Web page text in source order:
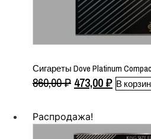
Сигареты Dove Platinum
860,00₽
составляла
860,00 ₽.
473,00₽ В
Распродажа!